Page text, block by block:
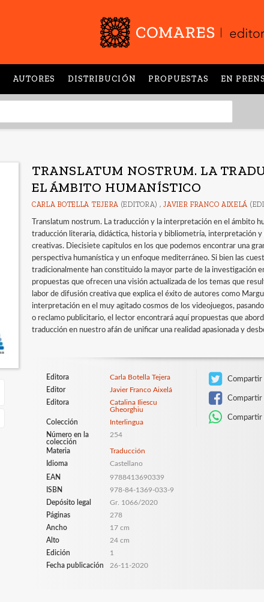
AUTORES DISTRIBUCIÓN PROPUESTAS EN
TRANSLATUM NOSTRUM. LA
EL ÁMBITO HUMANÍSTICO
CARLA BOTELLA TEJERA (EDITORA) ,JAVIER FRANCO AIXELÁ
Translatum nostrum. La traducción y la interpretación en el ámbito
traducción literaria, didáctica, historia y bibliometría, interpretación
creativas. Diecisiete capítulos en los que podemos encontrar una
perspectiva humanística y un enfoque mediterráneo. Si bien las
tradicionalmente han constituido la mayor parte de la investigación
propuestas que ofrecen una visión actualizada de los temas que
labor de difusión creativa que explica el éxito de autores como
interpretación en el muy agitado cosmos de los videojuegos,
o reclamo publicitario, el lector encontrará aquí propuestas que
traducción en nuestro afán de unificar una realidad apasionada y
Editora
Carla Botella Tejera
Editor
Javier Franco Aixelá
Editora
Catalina Iliescu
Gheorghiu
Colección
Interlingua
Número en la
colección
254
Materia
Traducción
Idioma
Castellano
EAN
9788413690339
ISBN
978-84-1369-033-9
Depósito legal
Gr. 1066/2020
Páginas
278
Ancho
17 cm
Alto
24 cm
Edición
1
Fecha publicación
26-11-2020
Compartir
Compartir
Compartir